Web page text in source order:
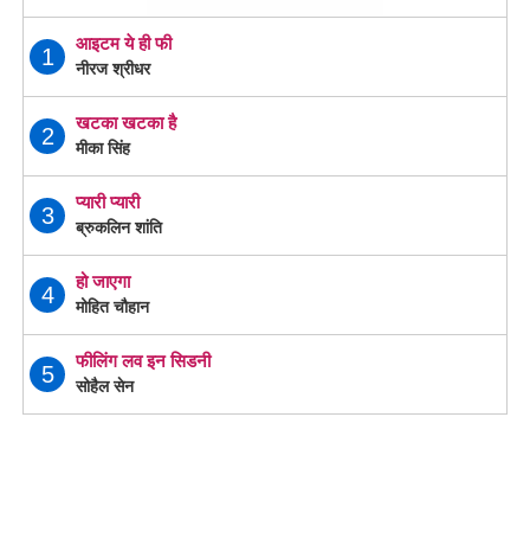
1
आइटम ये ही फी
नीरज श्रीधर
2
खटका खटका है
मीका सिंह
3
प्यारी प्यारी
ब्रुकलिन शांति
4
हो जाएगा
मोहित चौहान
5
फीलिंग लव इन सिडनी
सोहैल सेन